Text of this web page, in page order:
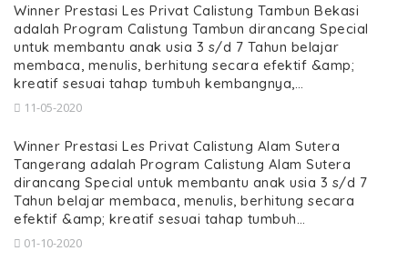
Winner Prestasi Les Privat Calistung Tambun Bekasi
adalah Program Calistung Tambun dirancang Special
untuk membantu anak usia 3 s/d 7 Tahun belajar
membaca, menulis, berhitung secara efektif &amp;
kreatif sesuai tahap tumbuh kembangnya,…
11-05-2020
Winner Prestasi Les Privat Calistung Alam Sutera
Tangerang adalah Program Calistung Alam Sutera
dirancang Special untuk membantu anak usia 3 s/d 7
Tahun belajar membaca, menulis, berhitung secara
efektif &amp; kreatif sesuai tahap tumbuh…
01-10-2020